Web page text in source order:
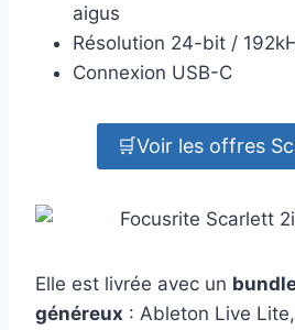
aigus
Résolution 24-bit /
Connexion USB-C
🛒Voir les offres
Elle est livrée avec un
généreux : Ableton Live